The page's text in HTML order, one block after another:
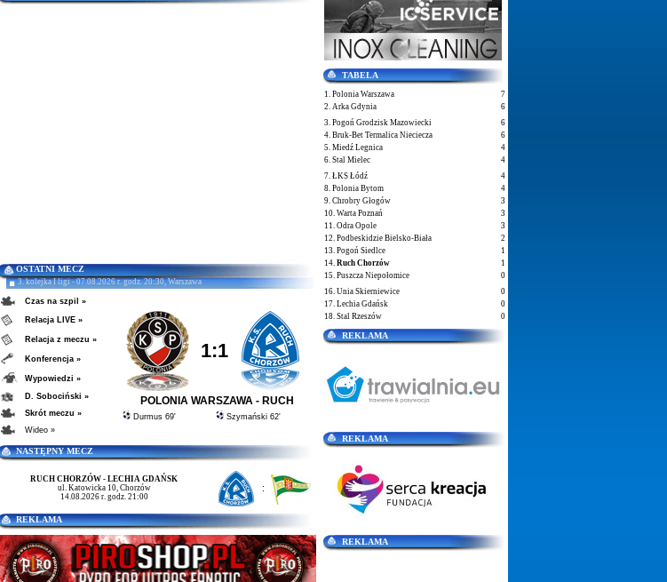
OSTATNI MECZ
3. kolejka I ligi - 07.08.2026 r. godz. 20:30, Warszawa
Czas na szpil »
Relacja LIVE »
Relacja z meczu »
Konferencja »
Wypowiedzi »
D. Sobociński »
Skrót meczu »
Wideo »
1:1
POLONIA WARSZAWA - RUCH
Durmus 69' Szymański 62'
NASTĘPNY MECZ
RUCH CHORZÓW - LECHIA GDAŃSK
ul. Katowicka 10, Chorzów
14.08.2026 r. godz. 21:00
:
REKLAMA
TABELA
1. Polonia Warszawa
7
2. Arka Gdynia
6
3. Pogoń Grodzisk Mazowiecki
6
4. Bruk-Bet Termalica Nieciecza
6
5. Miedź Legnica
4
6. Stal Mielec
4
7. ŁKS Łódź
4
8. Polonia Bytom
4
9. Chrobry Głogów
3
10. Warta Poznań
3
11. Odra Opole
3
12. Podbeskidzie Bielsko-Biała
2
13. Pogoń Siedlce
1
14. Ruch Chorzów
1
15. Puszcza Niepołomice
0
16. Unia Skierniewice
0
17. Lechia Gdańsk
0
18. Stal Rzeszów
0
REKLAMA
REKLAMA
REKLAMA